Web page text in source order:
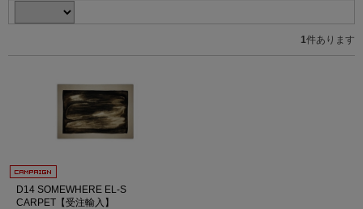
1件あります
D14 SOMEWHERE EL-S
CARPET【受注輸入】